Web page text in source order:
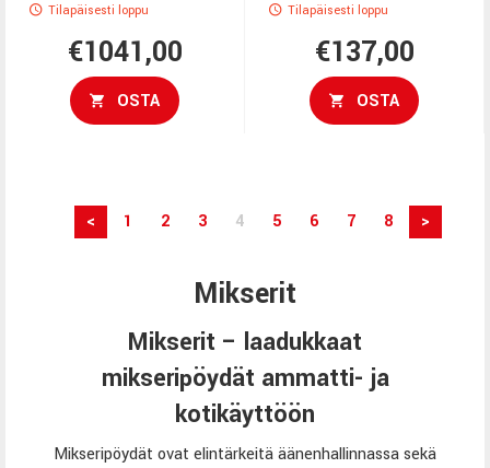
Tilapäisesti loppu
€1041,00
OSTA
Tilapäisesti loppu
€137,00
OSTA
< 1 2 3 4 5 6 7 8 >
Mikserit
Mikserit – laadukkaat
mikseripöydät ammatti- ja
kotikäyttöön
Mikseripöydät ovat elintärkeitä äänenhallinnassa sekä